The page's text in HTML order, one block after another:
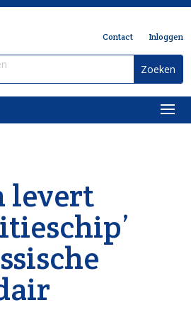
Contact Inloggen
levert